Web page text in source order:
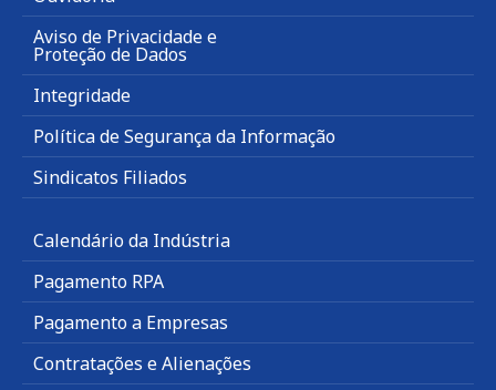
Aviso de Privacidade e
Proteção de Dados
Integridade
Política de Segurança da Informação
Sindicatos Filiados
Calendário da Indústria
Pagamento RPA
Pagamento a Empresas
Contratações e Alienações